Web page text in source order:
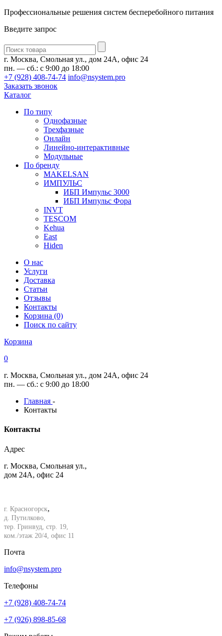
Профессиональные решения систем бесперебойного питания
Введите запрос
Введите
запрос
г. Москва, Смольная ул., дом 24А, офис 24
пн. — сб.: с 9:00 до 18:00
+7 (928) 408-74-74 info@nsystem.pro
Заказать звонок
Каталог
По типу
Однофазные
Трехфазные
Онлайн
Линейно-интерактивные
Модульные
По бренду
MAKELSAN
ИМПУЛЬС
ИБП Импульс 3000
ИБП Импульс Фора
INVT
TESCOM
Kehua
East
Hiden
О нас
Услуги
Доставка
Статьи
Отзывы
Контакты
Корзина (0)
Поиск по сайту
Корзина
0
г. Москва, Смольная ул., дом 24А, офис 24
пн. — сб.: с 9:00 до 18:00
Главная -
Контакты
Контакты
Адрес
г. Москва, Смольная ул.,
дом 24А, офис 24
г. Красногорск,
д. Путилково,
тер. Гринвуд, стр. 19,
ком./этаж 20/4, офис 11
Почта
info@nsystem.pro
Телефоны
+7 (928) 408-74-74
+7 (926) 898-85-68